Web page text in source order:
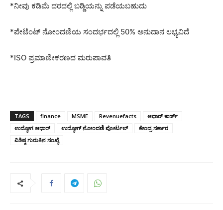
*ನೀವು ಕಡಿಮೆ ದರದಲ್ಲಿ ಬಡ್ಡಿಯನ್ನು ಪಡೆಯಬಹುದು
*ಪೇಟೆಂಟ್ ನೋಂದಣಿಯ ಸಂದರ್ಭದಲ್ಲಿ 50% ಅನುದಾನ ಲಭ್ಯವಿದೆ
*ISO ಪ್ರಮಾಣೀಕರಣದ ಮರುಪಾವತಿ
TAGS finance MSME Revenuefacts
ಆಧಾರ್ ಕಾರ್ಡ್
ಉದ್ಯೋಗ ಆಧಾರ್
ಉದ್ಯೋಗ್ ನೋಂದಣಿ ಪೋರ್ಟಲ್
ಕೇಂದ್ರ ಸರ್ಕಾರ
ವಿಶಿಷ್ಠ ಗುರುತಿನ ಸಂಖ್ಯೆ